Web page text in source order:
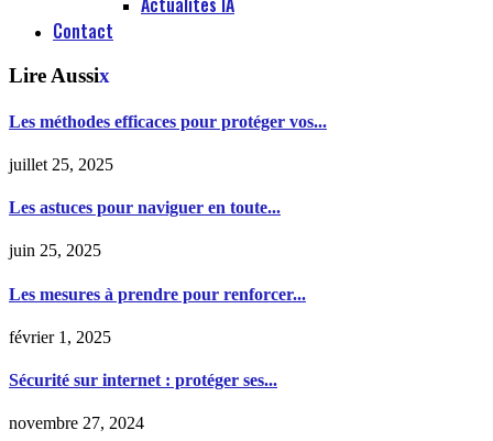
Contact
Lire Aussix
Les méthodes efficaces pour protéger vos...
juillet 25, 2025
Les astuces pour naviguer en toute...
juin 25, 2025
Les mesures à prendre pour renforcer...
février 1, 2025
Sécurité sur internet : protéger ses...
novembre 27, 2024